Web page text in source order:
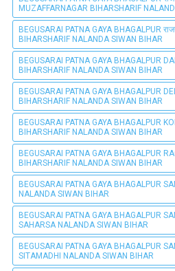
MUZAFFARNAGAR BIHARSHARIF
BEGUSARAI PATNA GAYA BHAGALPUR
BIHARSHARIF NALANDA SIWAN BIHAR
BEGUSARAI PATNA GAYA BHAGALPUR
BIHARSHARIF NALANDA SIWAN BIHAR
BEGUSARAI PATNA GAYA BHAGALPUR
BIHARSHARIF NALANDA SIWAN BIHAR
BEGUSARAI PATNA GAYA BHAGALPUR
BIHARSHARIF NALANDA SIWAN BIHAR
BEGUSARAI PATNA GAYA BHAGALPUR
BIHARSHARIF NALANDA SIWAN BIHAR
BEGUSARAI PATNA GAYA BHAGALPUR
NALANDA SIWAN BIHAR
BEGUSARAI PATNA GAYA BHAGALPUR
SAHARSA NALANDA SIWAN BIHAR
BEGUSARAI PATNA GAYA BHAGALPUR
SITAMADHI NALANDA SIWAN BIHAR